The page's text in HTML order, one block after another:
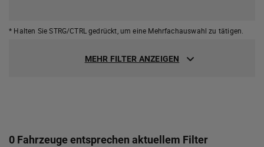
* Halten Sie STRG/CTRL gedrückt, um eine Mehrfachauswahl zu tätigen.
MEHR FILTER ANZEIGEN
0 Fahrzeuge entsprechen aktuellem Filter